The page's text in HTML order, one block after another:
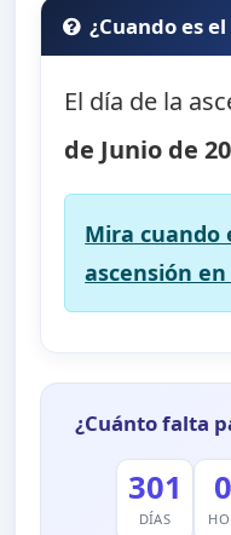
¿Cuando es
El día de la
de Junio de
Mira cuando
ascensión en
¿Cuánto falta
301
DÍAS